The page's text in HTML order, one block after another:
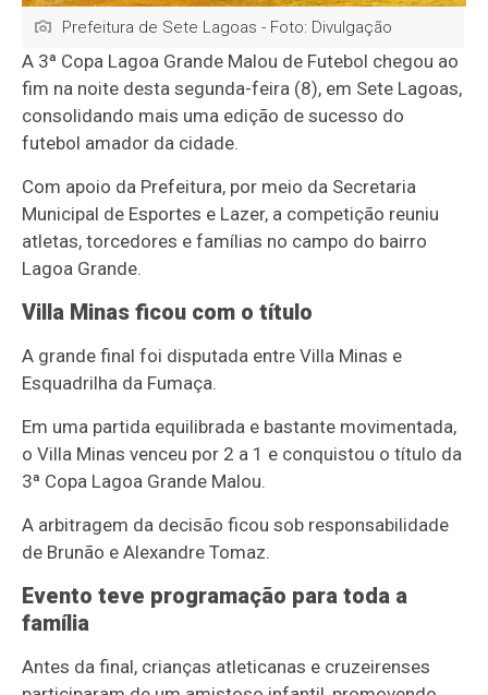
Prefeitura de Sete Lagoas - Foto: Divulgação
A 3ª Copa Lagoa Grande Malou de Futebol chegou ao
fim na noite desta segunda-feira (8), em Sete Lagoas,
consolidando mais uma edição de sucesso do
futebol amador da cidade.
Com apoio da Prefeitura, por meio da Secretaria
Municipal de Esportes e Lazer, a competição reuniu
atletas, torcedores e famílias no campo do bairro
Lagoa Grande.
Villa Minas ficou com o título
A grande final foi disputada entre Villa Minas e
Esquadrilha da Fumaça.
Em uma partida equilibrada e bastante movimentada,
o Villa Minas venceu por 2 a 1 e conquistou o título da
3ª Copa Lagoa Grande Malou.
A arbitragem da decisão ficou sob responsabilidade
de Brunão e Alexandre Tomaz.
Evento teve programação para toda a
família
Antes da final, crianças atleticanas e cruzeirenses